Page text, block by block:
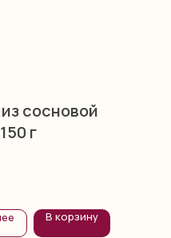
сосновой
г
В корзину